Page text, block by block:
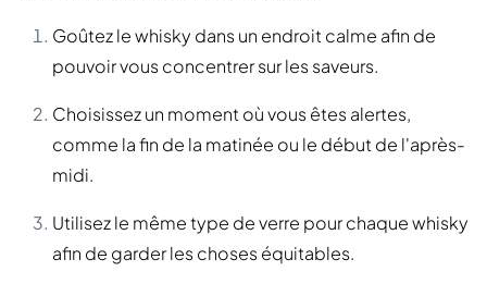
Goûtez le whisky dans un endroit calme afin de
pouvoir vous concentrer sur les saveurs.
Choisissez un moment où vous êtes alertes,
comme la fin de la matinée ou le début de l'après-
midi.
Utilisez le même type de verre pour chaque whisky
afin de garder les choses équitables.